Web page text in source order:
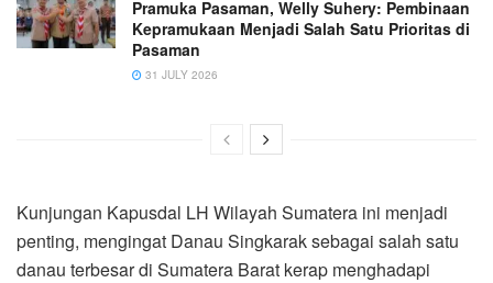
Pramuka Pasaman, Welly Suhery: Pembinaan
Kepramukaan Menjadi Salah Satu Prioritas di
Pasaman
31 JULY 2026
Kunjungan Kapusdal LH Wilayah Sumatera ini menjadi
penting, mengingat Danau Singkarak sebagai salah satu
danau terbesar di Sumatera Barat kerap menghadapi